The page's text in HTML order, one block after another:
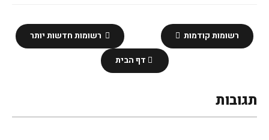
רשומות חדשות יותר רשומות קודמות
דף הבית
תגובות